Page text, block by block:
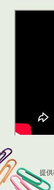
提